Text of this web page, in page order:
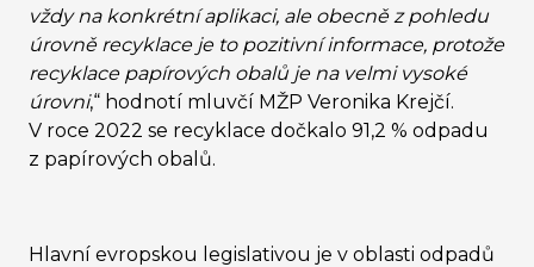
vždy na konkrétní aplikaci, ale obecně z pohledu
úrovně recyklace je to pozitivní informace, protože
recyklace papírových obalů je na velmi vysoké
úrovni,“ hodnotí mluvčí MŽP Veronika Krejčí.
V roce 2022 se recyklace dočkalo 91,2 % odpadu
z papírových obalů.
Hlavní evropskou legislativou je v oblasti odpadů